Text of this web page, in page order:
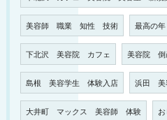
美容師 職業 知性 技術 最高の
下北沢 美容院 カフェ 美容院 倒
島根 美容学生 体験入店 浜田 美
大井町 マックス 美容師 体験